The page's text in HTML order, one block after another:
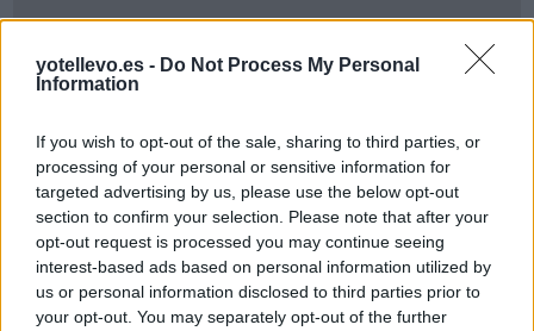
yotellevo.es - Do Not Process My Personal
Information
If you wish to opt-out of the sale, sharing to third parties, or
processing of your personal or sensitive information for
targeted advertising by us, please use the below opt-out
section to confirm your selection. Please note that after your
opt-out request is processed you may continue seeing
interest-based ads based on personal information utilized by
us or personal information disclosed to third parties prior to
your opt-out. You may separately opt-out of the further